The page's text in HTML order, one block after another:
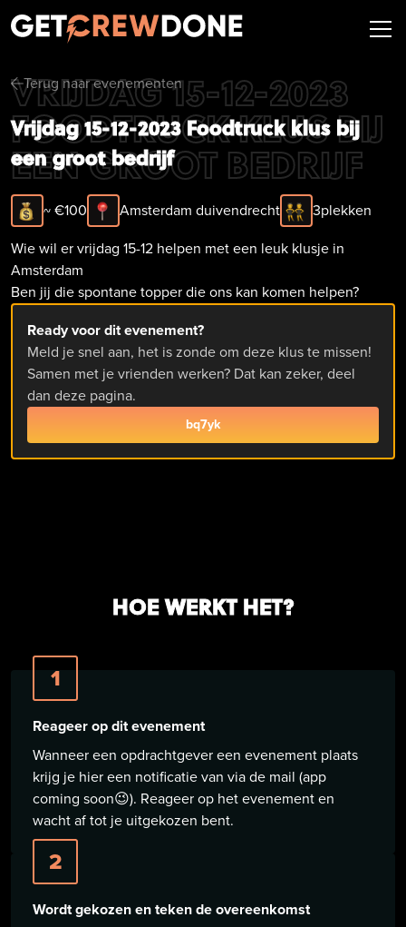
arrow-leftTerug naar evenementen
Vrijdag 15-12-2023 Foodtruck klus bij
een groot bedrijf
~ €100 Amsterdam duivendrecht 3plekken
Wie wil er vrijdag 15-12 helpen met een leuk klusje in
Amsterdam
Ben jij die spontane topper die ons kan komen helpen?
Ready voor dit evenement?
Meld je snel aan, het is zonde om deze klus te missen!
Samen met je vrienden werken? Dat kan zeker, deel
dan deze pagina.
bq7yk
VRIJDAG 15-12-2023
FOODTRUCK KLUS BIJ
EEN GROOT BEDRIJF
HOE WERKT HET?
1
Reageer op dit evenement
Wanneer een opdrachtgever een evenement plaats
krijg je hier een notificatie van via de mail (app
coming soon😉). Reageer op het evenement en
wacht af tot je uitgekozen bent.
2
Wordt gekozen en teken de overeenkomst